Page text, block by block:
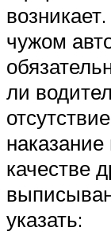
чужом
ли
качестве
указать: